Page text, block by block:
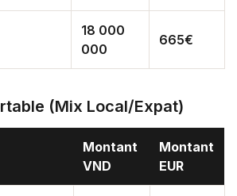
18 000
000
665€
(Mix Local/Expat)
Montant
VND
Montant
EUR